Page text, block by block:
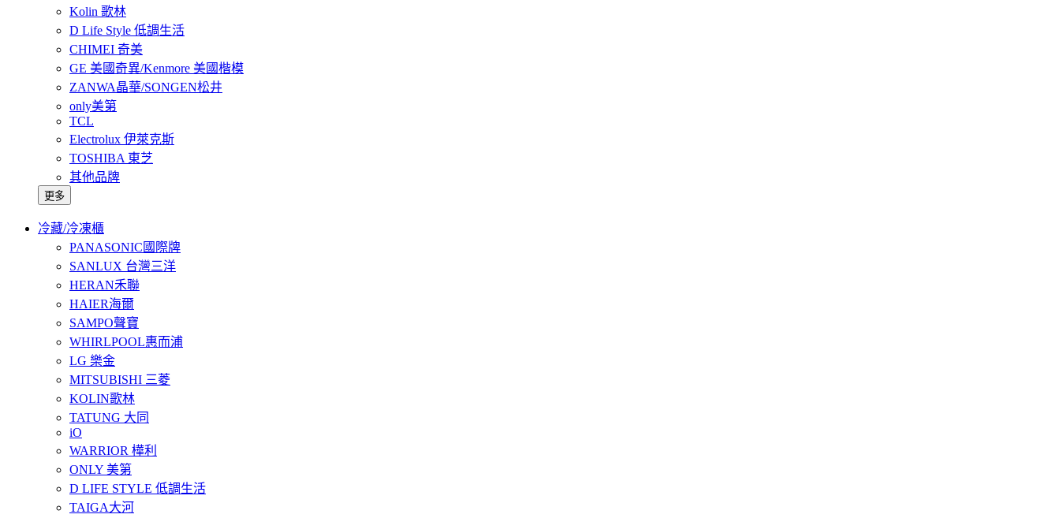
Kolin 歌林
D Life Style 低調生活
CHIMEI 奇美
GE 美國奇異/Kenmore 美國楷模
ZANWA晶華/SONGEN松井
only美第
TCL
Electrolux 伊萊克斯
TOSHIBA 東芝
其他品牌
更多
冷藏/冷凍櫃
PANASONIC國際牌
SANLUX 台灣三洋
HERAN禾聯
HAIER海爾
SAMPO聲寶
WHIRLPOOL惠而浦
LG 樂金
MITSUBISHI 三菱
KOLIN歌林
TATUNG 大同
iO
WARRIOR 樺利
ONLY 美第
D LIFE STYLE 低調生活
TAIGA大河